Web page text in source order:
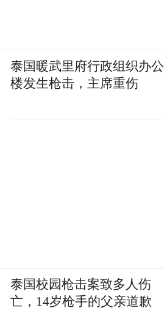
泰国暖武里府行政组织办公
楼发生枪击，主席重伤
泰国校园枪击案致多人伤
亡，14岁枪手的父亲道歉